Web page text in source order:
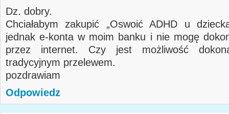
Dz. dobry.
Chciałabym zakupić „Oswoić ADHD u
jednak e-konta w moim banku i nie mogę
przez internet. Czy jest możliwość
tradycyjnym przelewem.
pozdrawiam
Odpowiedz